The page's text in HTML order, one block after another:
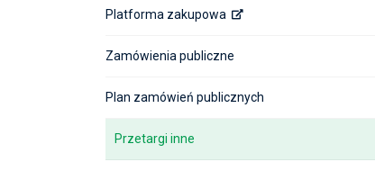
Platforma zakupowa
Zamówienia publiczne
Plan zamówień publicznych
Przetargi inne